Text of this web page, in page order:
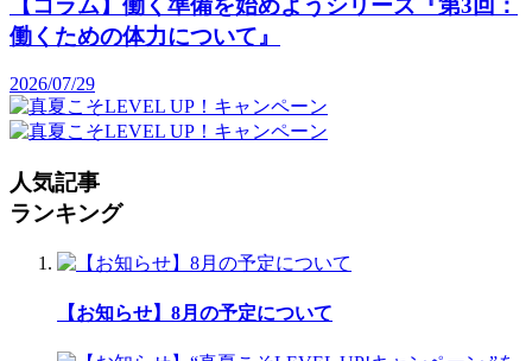
働くための体力について』
2026/07/29
人気記事
ランキング
【お知らせ】8月の予定について